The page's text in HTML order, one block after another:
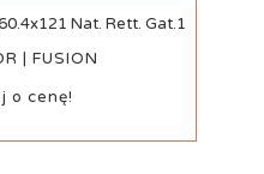
Nat. Rett. Gat.1
| FUSION
o cenę!
podgląd